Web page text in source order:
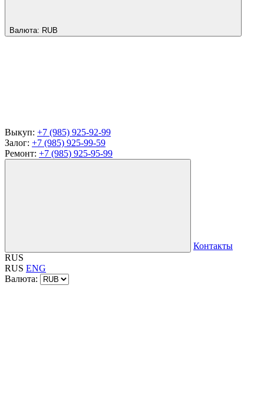
Валюта: RUB
Выкуп: +7 (985) 925-92-99
Залог: +7 (985) 925-99-59
Ремонт: +7 (985) 925-95-99
Контакты
RUS
RUS ENG
Валюта: